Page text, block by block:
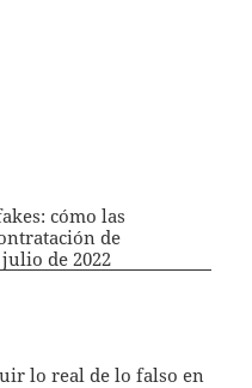
cómo las
de
de 2022
lo real de lo falso en